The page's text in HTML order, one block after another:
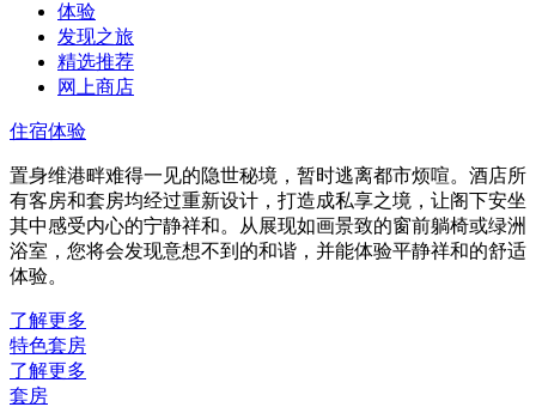
体验
发现之旅
精选推荐
网上商店
住宿体验
置身维港畔难得一见的隐世秘境，暂时逃离都市烦喧。酒店所
有客房和套房均经过重新设计，打造成私享之境​，让阁下安坐
其中感受内心的宁静祥和。从展现如画景致的窗前躺椅或绿洲
浴室，您将会发现意想不到的和谐，并能体验平静祥和的舒适
体验。
了解更多
特色套房
了解更多
套房